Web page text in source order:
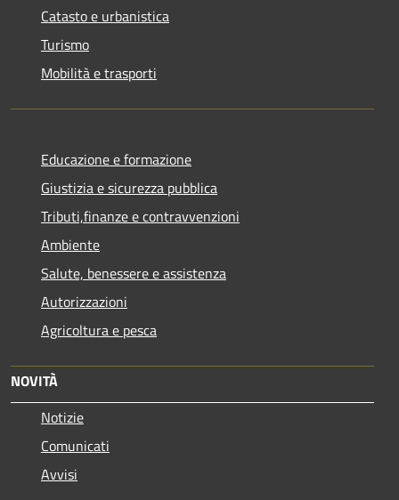
Catasto e urbanistica
Turismo
Mobilità e trasporti
Educazione e formazione
Giustizia e sicurezza pubblica
Tributi,finanze e contravvenzioni
Ambiente
Salute, benessere e assistenza
Autorizzazioni
Agricoltura e pesca
NOVITÀ
Notizie
Comunicati
Avvisi